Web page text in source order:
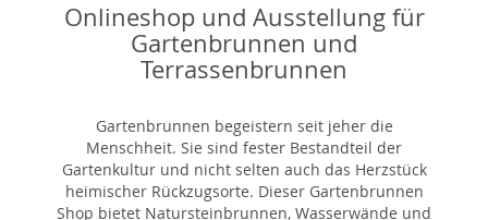
Onlineshop und Ausstellung für
Gartenbrunnen und
Terrassenbrunnen
Gartenbrunnen begeistern seit jeher die
Menschheit. Sie sind fester Bestandteil der
Gartenkultur und nicht selten auch das Herzstück
heimischer Rückzugsorte. Dieser Gartenbrunnen
Shop bietet Natursteinbrunnen, Wasserwände und